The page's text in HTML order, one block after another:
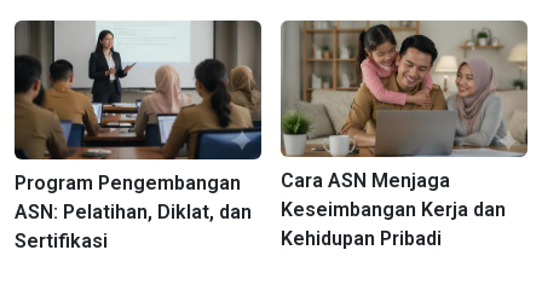
Program Pengembangan
ASN: Pelatihan, Diklat, dan
Sertifikasi
Cara ASN Menjaga
Keseimbangan Kerja dan
Kehidupan Pribadi